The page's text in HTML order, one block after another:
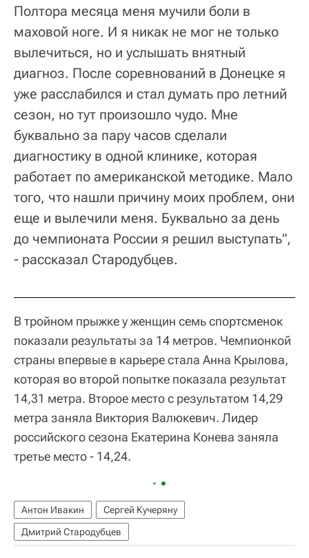
Полтора месяца меня мучили боли в
маховой ноге. И я никак не мог не только
вылечиться, но и услышать внятный
диагноз. После соревнований в Донецке я
уже расслабился и стал думать про летний
сезон, но тут произошло чудо. Мне
буквально за пару часов сделали
диагностику в одной клинике, которая
работает по американской методике. Мало
того, что нашли причину моих проблем, они
еще и вылечили меня. Буквально за день
до чемпионата России я решил выступать",
- рассказал Стародубцев.
В тройном прыжке у женщин семь спортсменок
показали результаты за 14 метров. Чемпионкой
страны впервые в карьере стала Анна Крылова,
которая во второй попытке показала результат
14,31 метра. Второе место с результатом 14,29
метра заняла Виктория Валюкевич. Лидер
российского сезона Екатерина Конева заняла
третье место - 14,24.
Антон Ивакин
Сергей Кучеряну
Дмитрий Стародубцев